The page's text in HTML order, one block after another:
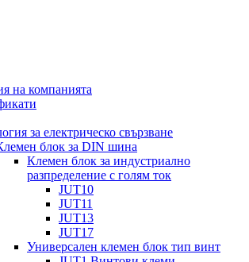
на компанията
за електрическо свързване
блок за DIN шина
Клемен блок за индустриално
разпределение с голям ток
JUT10
JUT11
JUT13
JUT17
Универсален клемен блок тип винт